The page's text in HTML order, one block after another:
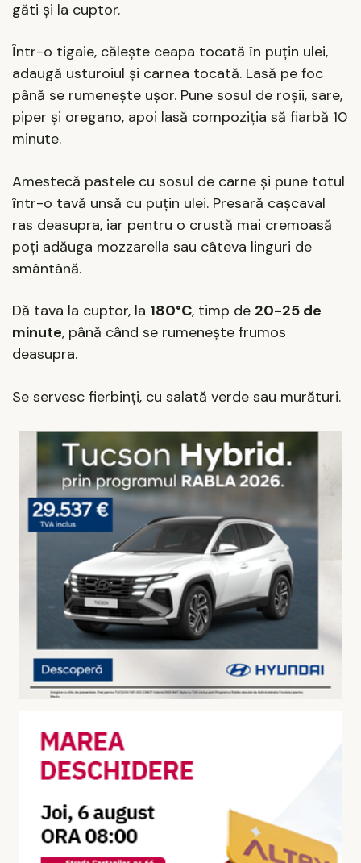
găti și la cuptor.
Într-o tigaie, călește ceapa tocată în puțin ulei,
adaugă usturoiul și carnea tocată. Lasă pe foc
până se rumenește ușor. Pune sosul de roșii, sare,
piper și oregano, apoi lasă compoziția să fiarbă 10
minute.
Amestecă pastele cu sosul de carne și pune totul
într-o tavă unsă cu puțin ulei. Presară cașcaval
ras deasupra, iar pentru o crustă mai cremoasă
poți adăuga mozzarella sau câteva linguri de
smântână.
Dă tava la cuptor, la 180°C, timp de 20-25 de
minute, până când se rumenește frumos
deasupra.
Se servesc fierbinți, cu salată verde sau murături.